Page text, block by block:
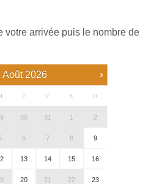
votre arrivée puis le nombre de
Août 2026
J V S D
30 31 1 2
6 7 8 9
13 14 15 16
20 21 22 23